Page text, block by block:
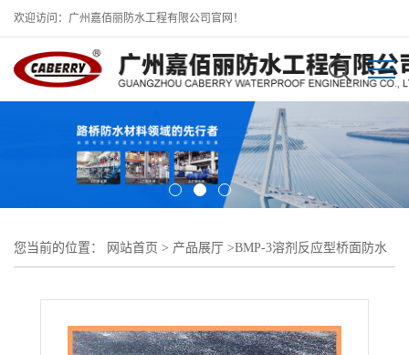
欢迎访问：广州嘉佰丽防水工程有限公司官网！
您当前的位置： 网站首页 > 产品展厅 >BMP-3溶剂反应型桥面防水